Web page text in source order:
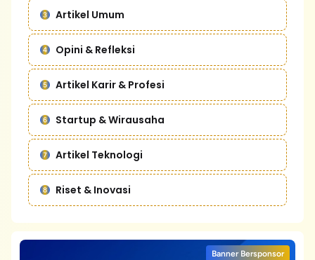
Artikel Umum
Opini & Refleksi
Artikel Karir & Profesi
Startup & Wirausaha
Artikel Teknologi
Riset & Inovasi
Banner Bersponsor